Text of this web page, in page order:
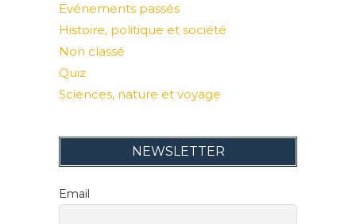
Evénements passés
Histoire, politique et société
Non classé
Quiz
Sciences, nature et voyage
NEWSLETTER
Email